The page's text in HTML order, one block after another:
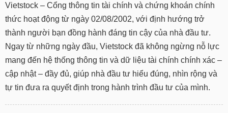
Vietstock – Cổng thông tin tài chính và chứng khoán chính
thức hoạt động từ ngày 02/08/2002, với định hướng trở
thành người bạn đồng hành đáng tin cậy của nhà đầu tư.
Ngay từ những ngày đầu, Vietstock đã không ngừng nỗ lực
mang đến hệ thống thông tin và dữ liệu tài chính chính xác –
cập nhật – đầy đủ, giúp nhà đầu tư hiểu đúng, nhìn rộng và
tự tin đưa ra quyết định trong hành trình đầu tư của mình.